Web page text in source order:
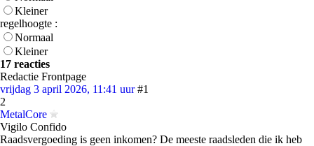
Kleiner
regelhoogte :
Normaal
Kleiner
17 reacties
Redactie Frontpage
vrijdag 3 april 2026, 11:41 uur #1
2
MetalCore
Vigilo Confido
Raadsvergoeding is geen inkomen? De meeste raadsleden die ik heb